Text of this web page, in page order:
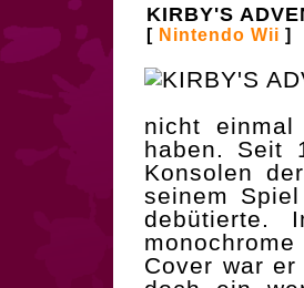
KIRBY'S
[ Nintendo Wii ]
nicht
haben. Seit
Konsolen
seinem Spiel
debütierte.
Cover war